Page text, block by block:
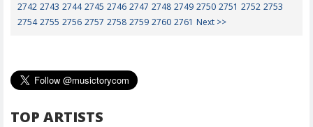
2742 2743 2744 2745 2746 2747 2748 2749 2750 2751 2752 2753
2754 2755 2756 2757 2758 2759 2760 2761 Next >>
TOP ARTISTS